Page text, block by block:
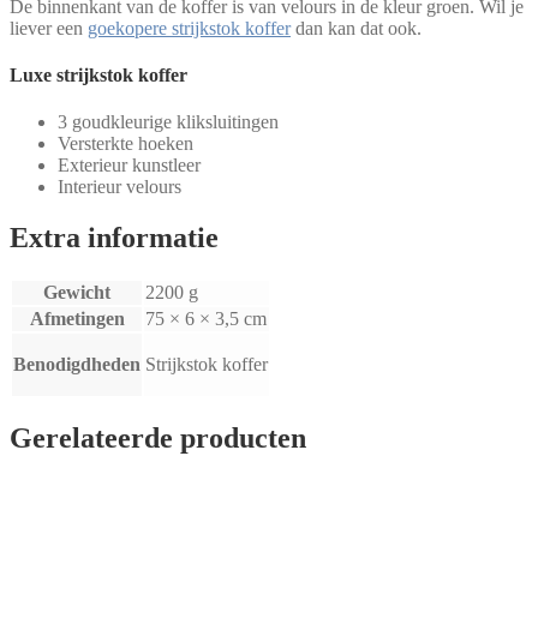
De binnenkant van de koffer is van velours in de kleur groen. Wil je
liever een goekopere strijkstok kofferdan kan dat ook.
Luxe strijkstok koffer
3 goudkleurige kliksluitingen
Versterkte hoeken
Exterieur kunstleer
Interieur velours
Extra informatie
Gewicht
2200 g
Afmetingen
75 × 6 × 3,5 cm
Benodigdheden Strijkstok koffer
Gerelateerde producten